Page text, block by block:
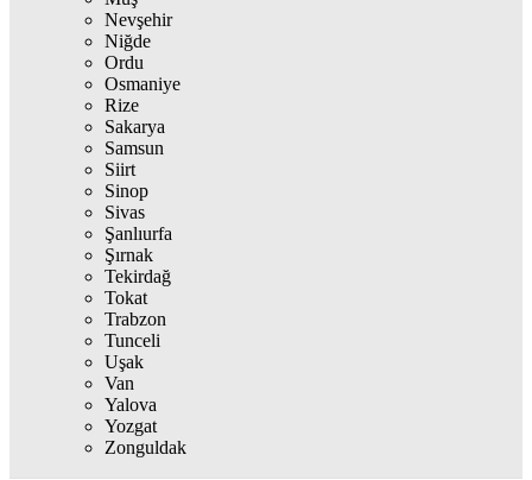
Nevşehir
Niğde
Ordu
Osmaniye
Rize
Sakarya
Samsun
Siirt
Sinop
Sivas
Şanlıurfa
Şırnak
Tekirdağ
Tokat
Trabzon
Tunceli
Uşak
Van
Yalova
Yozgat
Zonguldak